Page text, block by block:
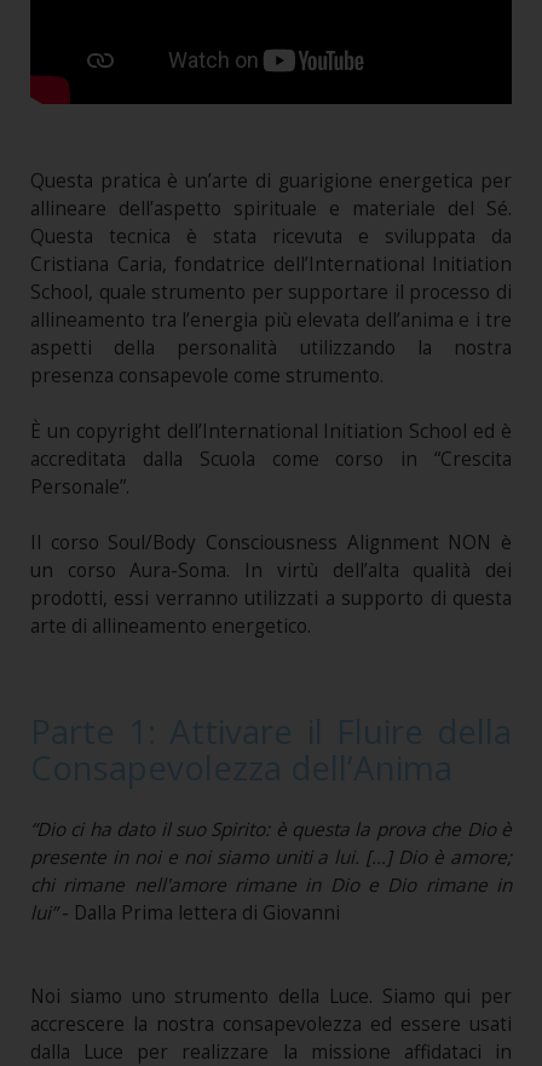
Questa pratica è un’arte di guarigione energetica per
allineare dell’aspetto spirituale e materiale del Sé.
Questa tecnica è stata ricevuta e sviluppata da
Cristiana Caria, fondatrice dell’International Initiation
School, quale strumento per supportare il processo di
allineamento tra l’energia più elevata dell’anima e i tre
aspetti della personalità utilizzando la nostra
presenza consapevole come strumento.
È un copyright dell’International Initiation School ed è
accreditata dalla Scuola come corso in “Crescita
Personale”.
Il corso Soul/Body Consciousness Alignment NON è
un corso Aura-Soma. In virtù dell’alta qualità dei
prodotti, essi verranno utilizzati a supporto di questa
arte di allineamento energetico.
“Dio ci ha dato il suo Spirito: è questa la prova che Dio è
presente in noi e noi siamo uniti a lui. […] Dio è amore;
chi rimane nell'amore rimane in Dio e Dio rimane in
lui”- Dalla Prima lettera di Giovanni
Noi siamo uno strumento della Luce. Siamo qui per
accrescere la nostra consapevolezza ed essere usati
dalla Luce per realizzare la missione affidataci in